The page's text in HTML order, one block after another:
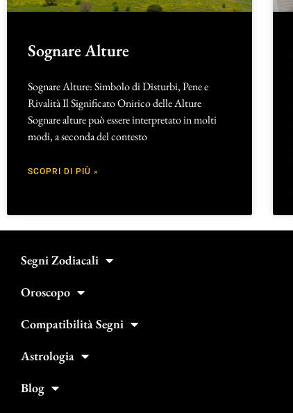
Sognare Alture
Sognare Alture: Simbolo di Disturbi, Pene e
Rivalità Il Significato Onirico delle Alture
Sognare alture può essere interpretato in molti
modi, a seconda del contesto
SCOPRI DI PIÙ »
Segni Zodiacali
Oroscopo
Compatibilità Segni
Astrologia
Blog